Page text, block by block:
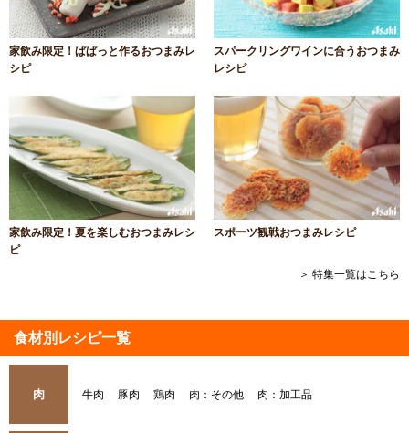
家飲み限定！ぱぱっと作るおつまみレ
シピ
スパークリングワインに合うおつまみ
レシピ
家飲み限定！夏を楽しむおつまみレシ
ピ
スポーツ観戦おつまみレシピ
＞ 特集一覧はこちら
食材別レシピ一覧
肉 牛肉 豚肉 鶏肉 肉：その他 肉：加工品